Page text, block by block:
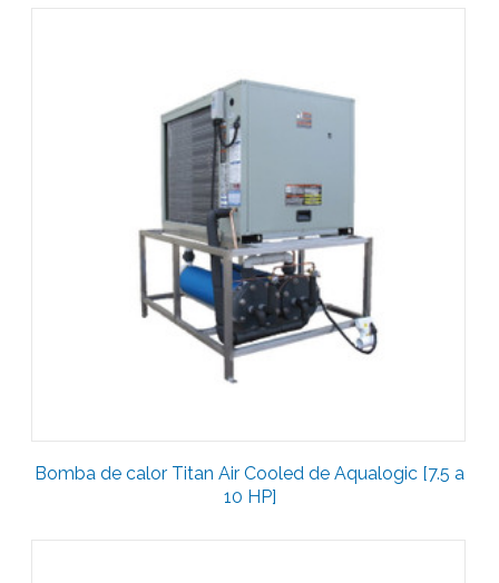
Bomba de calor Titan Air Cooled de Aqualogic [7.5 a
10 HP]